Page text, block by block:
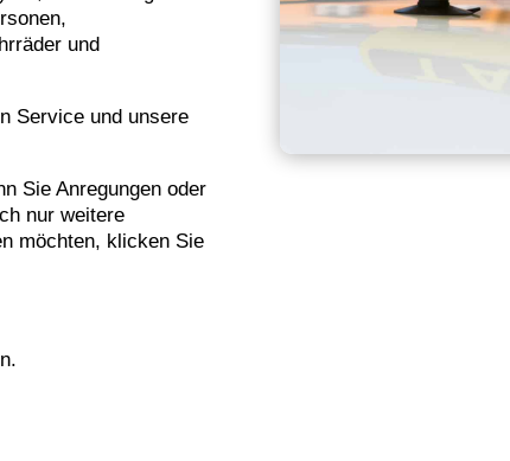
und
Service und unsere
Sie Anregungen oder
nur weitere
möchten, klicken Sie